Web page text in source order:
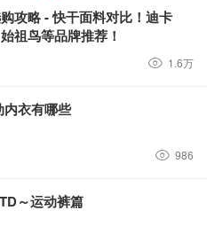
攻略 - 快干面料对比！迪卡
祖鸟等品牌推荐！
1.6万
内衣有哪些
986
～运动裤篇